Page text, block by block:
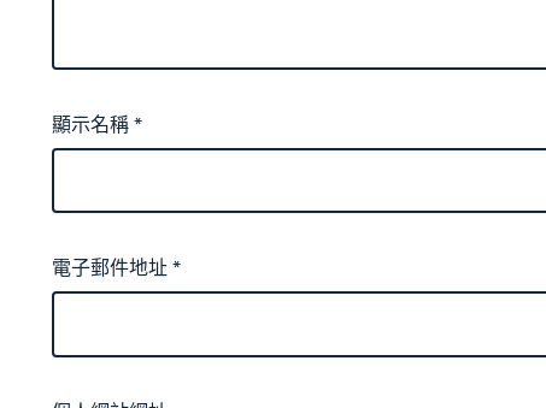
顯示名稱*
電子郵件地址*